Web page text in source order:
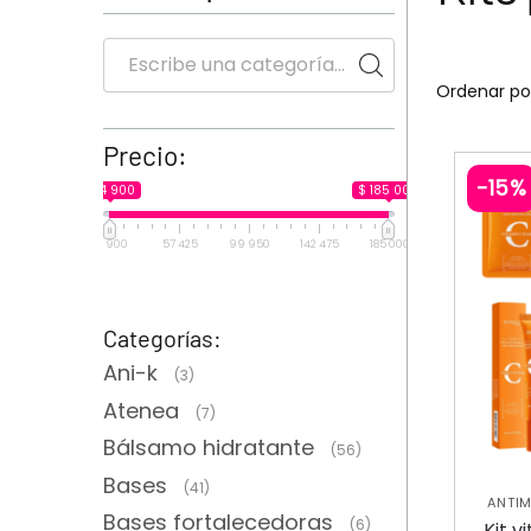
-15%
Precio:
$ 14 900 $ 185 000
14 900 57 425 99 950 142 475 185 000
Categorías:
Ani-k (3)
Atenea (7)
Bálsamo hidratante (56)
Bases (41)
Bases fortalecedoras (6)